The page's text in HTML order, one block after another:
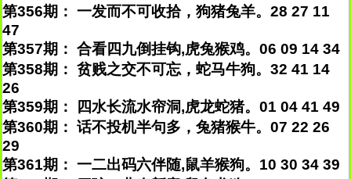
第356期： 一发而不可收拾，狗猪兔羊。28 27 11
47
第357期： 合看四九倒挂钩,虎兔猴鸡。06 09 14 34
第358期： 贫贱之交不可忘，蛇马牛狗。32 41 14
26
第359期： 四水长流水帘洞,虎龙蛇猪。01 04 41 49
第360期： 话不投机半句多，兔猪猴牛。07 22 26
29
第361期： 一二出码六伴随,鼠羊猴狗。10 30 34 39